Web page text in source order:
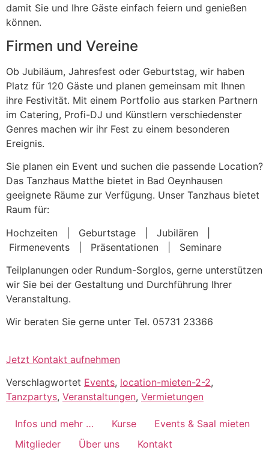
damit Sie und Ihre Gäste einfach feiern und genießen
können.
Firmen und Vereine
Ob Jubiläum, Jahresfest oder Geburtstag, wir haben
Platz für 120 Gäste und planen gemeinsam mit Ihnen
ihre Festivität. Mit einem Portfolio aus starken Partnern
im Catering, Profi-DJ und Künstlern verschiedenster
Genres machen wir ihr Fest zu einem besonderen
Ereignis.
Sie planen ein Event und suchen die passende Location?
Das Tanzhaus Matthe bietet in Bad Oeynhausen
geeignete Räume zur Verfügung. Unser Tanzhaus bietet
Raum für:
Hochzeiten | Geburtstage | Jubilären |
Firmenevents | Präsentationen | Seminare
Teilplanungen oder Rundum-Sorglos, gerne unterstützen
wir Sie bei der Gestaltung und Durchführung Ihrer
Veranstaltung.
Wir beraten Sie gerne unter Tel. 05731 23366
Jetzt Kontakt aufnehmen
Verschlagwortet Events, location-mieten-2-2,
Tanzpartys, Veranstaltungen, Vermietungen
Infos und mehr … Kurse
Events & Saal mieten
Mitglieder
Über uns Kontakt